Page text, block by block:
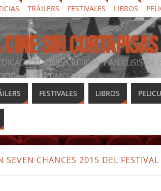
TRÁILERS FESTIVALES LIBROS
SIN CORTAPISAS
AL CINE, CRÍTICAS Y ANÁLISIS
AL SÉPTIMO ARTE
FESTIVALES LIBROS
SEVEN CHANCES 2015 DEL